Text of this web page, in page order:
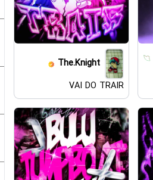
The.Knight
VAI DO TRAIR